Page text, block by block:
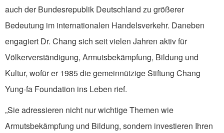
auch der Bundesrepublik Deutschland zu größerer
Bedeutung im internationalen Han­delsverkehr. Daneben
engagiert Dr. Chang sich seit vielen Jahren aktiv für
Völkerverständigung, Ar­mutsbekämpfung, Bildung und
Kultur, wofür er 1985 die gemeinnützige Stiftung Chang
Yung-fa Foundation ins Leben rief.
„Sie adressieren nicht nur wichtige Themen wie
Armutsbekämpfung und Bildung, sondern in­vestieren Ihren